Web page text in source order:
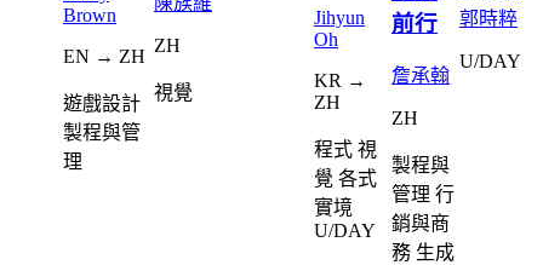
Brown
EN → ZH
遊戲設計
製程與管
理
ZH
視覺
Jihyun
Oh
KR →
ZH
程式 視
覺 各式
實境
U/DAY
前行
詹承翰
ZH
製程與
管理 行
銷與商
務 生成
郭時粹
U/DAY